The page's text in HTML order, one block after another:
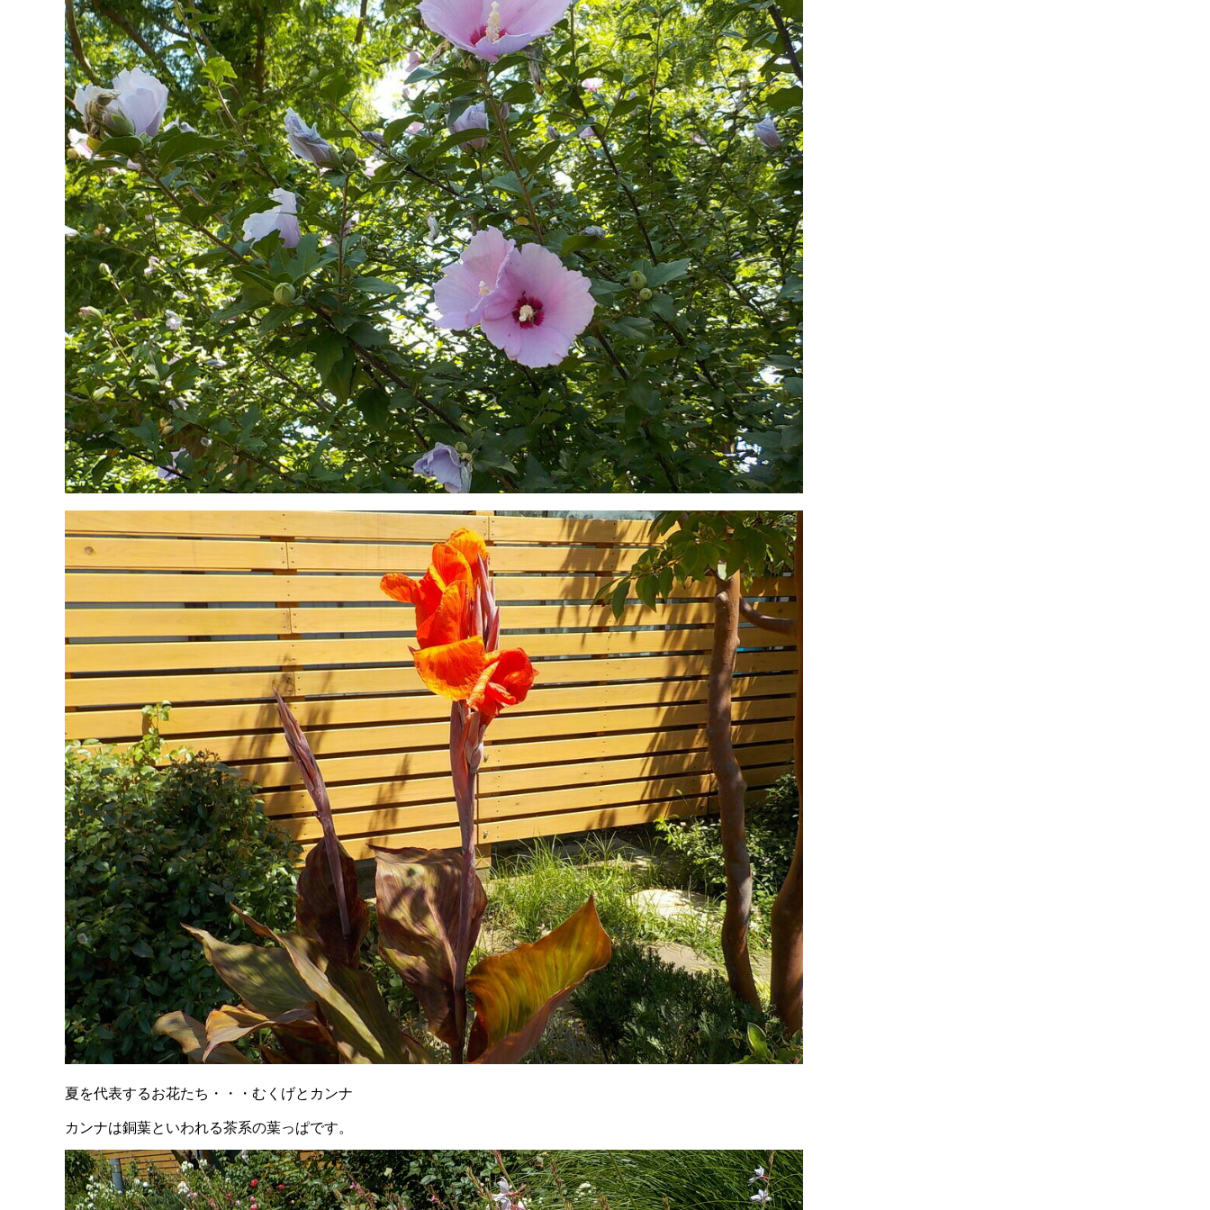
夏を代表するお花たち・・・むくげとカンナ
カンナは銅葉といわれる茶系の葉っぱです。